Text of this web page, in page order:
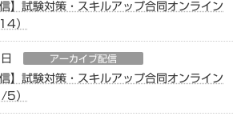
】試験対策・スキルアップ合同オンライン
）
アーカイブ配信
】試験対策・スキルアップ合同オンライン
）